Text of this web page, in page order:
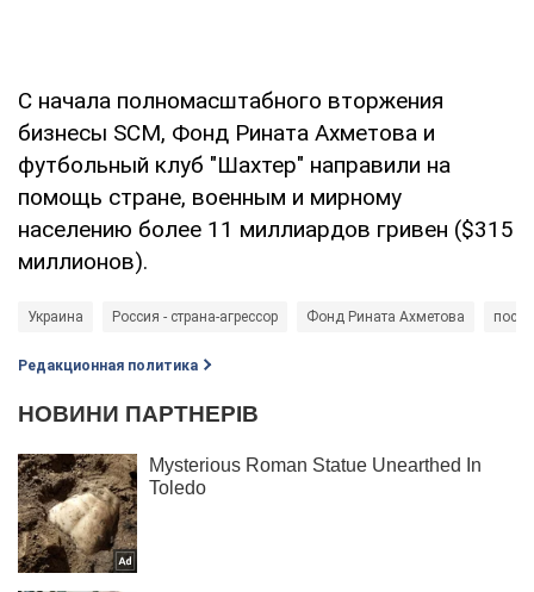
С начала полномасштабного вторжения
бизнесы SCM, Фонд Рината Ахметова и
футбольный клуб "Шахтер" направили на
помощь стране, военным и мирному
населению более 11 миллиардов гривен ($315
миллионов).
Украина Россия - страна-агрессор Фонд Рината Ахметова
Редакционная политика